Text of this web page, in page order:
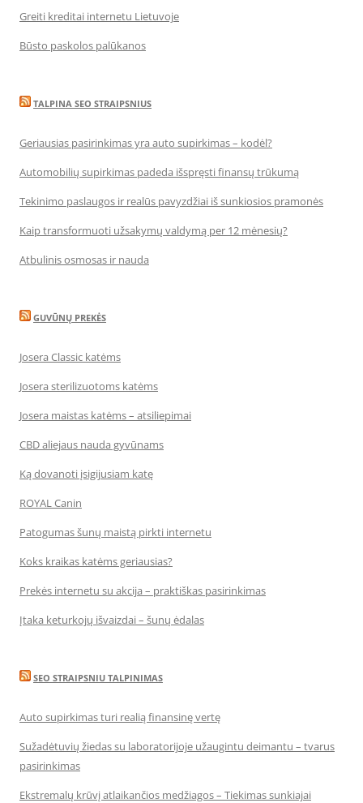
Greiti kreditai internetu Lietuvoje
Būsto paskolos palūkanos
TALPINA SEO STRAIPSNIUS
Geriausias pasirinkimas yra auto supirkimas – kodėl?
Automobilių supirkimas padeda išspręsti finansų trūkumą
Tekinimo paslaugos ir realūs pavyzdžiai iš sunkiosios pramonės
Kaip transformuoti užsakymų valdymą per 12 mėnesių?
Atbulinis osmosas ir nauda
GUVŪNŲ PREKĖS
Josera Classic katėms
Josera sterilizuotoms katėms
Josera maistas katėms – atsiliepimai
CBD aliejaus nauda gyvūnams
Ką dovanoti įsigijusiam katę
ROYAL Canin
Patogumas šunų maistą pirkti internetu
Koks kraikas katėms geriausias?
Prekės internetu su akcija – praktiškas pasirinkimas
Įtaka keturkojų išvaizdai – šunų ėdalas
SEO STRAIPSNIU TALPINIMAS
Auto supirkimas turi realią finansinę vertę
Sužadėtuvių žiedas su laboratorijoje užaugintu deimantu – tvarus
pasirinkimas
Ekstremalų krūvį atlaikančios medžiagos – Tiekimas sunkiajai